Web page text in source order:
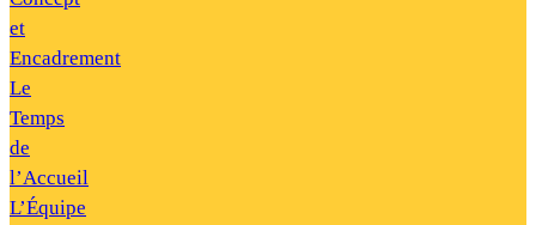
et
Encadrement
Le
Temps
de
l’Accueil
L’Équipe